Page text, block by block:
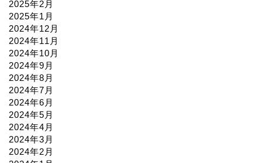
2025年2月
2025年1月
2024年12月
2024年11月
2024年10月
2024年9月
2024年8月
2024年7月
2024年6月
2024年5月
2024年4月
2024年3月
2024年2月